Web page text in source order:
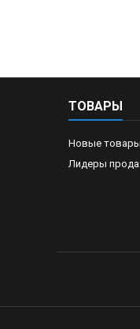
ТОВАРЫ
Новые товары
Лидеры